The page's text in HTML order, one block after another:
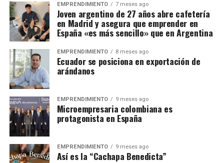
EMPRENDIMIENTO 7 meses ago
Joven argentino de 27 años abre cafetería
en Madrid y asegura que emprender en
España «es más sencillo» que en Argentina
EMPRENDIMIENTO 8 meses ago
Ecuador se posiciona en exportación de
arándanos
EMPRENDIMIENTO 9 meses ago
Microempresaria colombiana es
protagonista en España
EMPRENDIMIENTO 9 meses ago
Así es la “Cachapa Benedicta”